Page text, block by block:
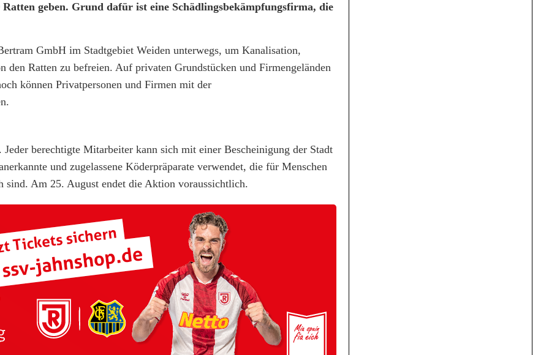
geben. Grund dafür ist eine Schädlingsbekämpfungsfirma, die
GmbH im Stadtgebiet Weiden unterwegs, um Kanalisation,
den Ratten zu befreien. Auf privaten Grundstücken und Firmengeländen
können Privatpersonen und Firmen mit der
berechtigte Mitarbeiter kann sich mit einer Bescheinigung der Stadt
und zugelassene Köderpräparate verwendet, die für Menschen
sind. Am 25. August endet die Aktion voraussichtlich.